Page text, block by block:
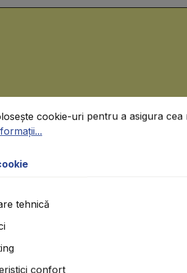
cookie-uri pentru a asigura cea
cookie-uri pentru a asigura cea
tehnică
confort